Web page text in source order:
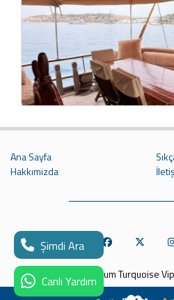
Ana Sayfa
Hakkımızda
Copyright © Bodrum Turquoise
Şimdi Ara
Canlı Yardım